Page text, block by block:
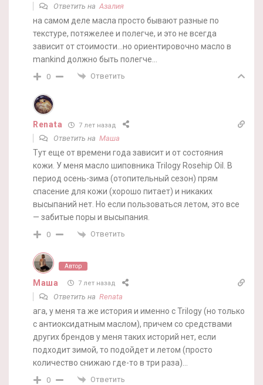
Ответить на Азалия
на самом деле масла просто бывают разные по
текстуре, потяжелее и полегче, и это не всегда
зависит от стоимости…но ориентировочно масло в
mankind должно быть полегче…
0 Ответить
Renata 7 лет назад
Ответить на Маша
Тут еще от времени года зависит и от состояния
кожи. У меня масло шиповника Trilogy Rosehip Oil. В
период осень-зима (отопительный сезон) прям
спасение для кожи (хорошо питает) и никаких
высыпаний нет. Но если пользоваться летом, это все
— забитые поры и высыпания.
0 Ответить
Автор
Маша 7 лет назад
Ответить на Renata
ага, у меня та же история и именно с Trilogy (но только
с антиоксидатным маслом), причем со средствами
других брендов у меня таких историй нет, если
подходит зимой, то подойдет и летом (просто
количество снижаю где-то в три раза)…
0 Ответить